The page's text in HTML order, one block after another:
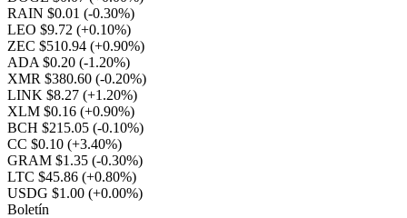
RAIN $0.01 (-0.30%)
LEO $9.72 (+0.10%)
ZEC $510.94 (+0.90%)
ADA $0.20 (-1.20%)
XMR $380.60 (-0.20%)
LINK $8.27 (+1.20%)
XLM $0.16 (+0.90%)
BCH $215.05 (-0.10%)
CC $0.10 (+3.40%)
GRAM $1.35 (-0.30%)
LTC $45.86 (+0.80%)
USDG $1.00 (+0.00%)
Boletín